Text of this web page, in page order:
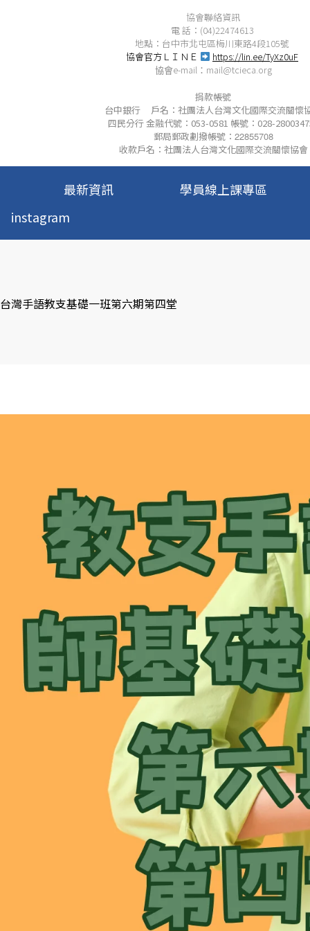
協會聯絡資訊
電 話：(04)22474613
地點：台中市北屯區梅川東路4段105號
協會官方ＬＩＮＥ
https://lin.ee/TyXz0uF
協會e-mail： mail@tcieca.org
捐款帳號
台中銀行 戶名：社團法人台灣文化國際交流關懷
四民分行 金融代號：053-0581 帳號：028-
郵局郵政劃撥帳號： 22855708
收款戶名：社團法人台灣文化國際交流關懷協會
最新資訊
學員線上課專區
instagram
灣手語教支基礎一班第六期第四堂